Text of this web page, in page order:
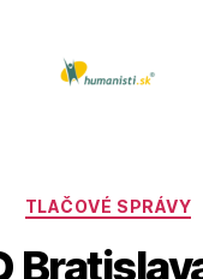
Kategórie
TLAČOVÉ SPRÁVY